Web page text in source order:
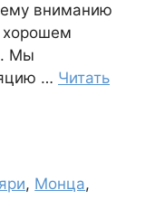
вниманию
хорошем
Мы
… Читать
, Монца,